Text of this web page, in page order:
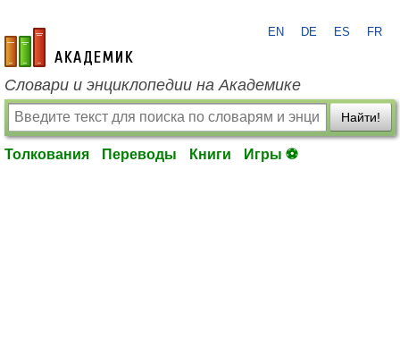
academic.ru
EN DE ES FR
Словари и энциклопедии на Академике
Найти!
Толкования Переводы Книги Игры ⚽